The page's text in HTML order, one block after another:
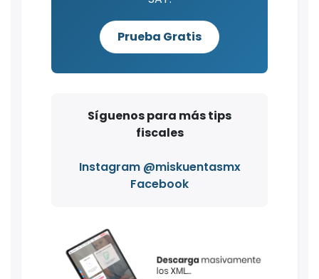
Prueba Gratis
Síguenos para más tips
fiscales
Instagram @miskuentasmx
Facebook